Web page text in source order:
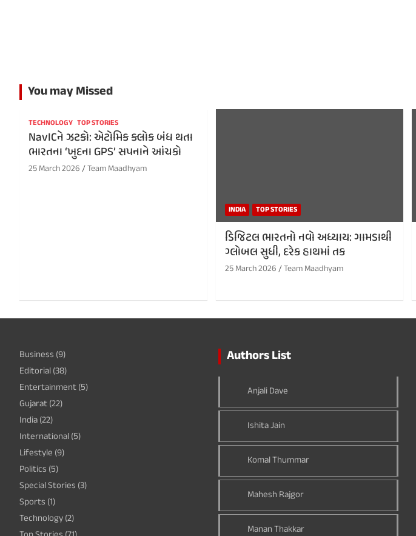
You may Missed
TECHNOLOGY TOP STORIES
NavICને ઝટકો: એટોમિક ક્લોક બંધ થતા
ભારતના ‘ખુદના GPS’ સપનાને આંચકો
25 March 2026 Team Maadhyam
INDIA TOP STORIES
ડિજિટલ ભારતનો નવો અધ્યાય: ગામડાથી
ગ્લોબલ સુધી, દરેક હાથમાં તક
25 March 2026 Team Maadhyam
Business (9)
Editorial(38)
Entertainment(5)
Gujarat(22)
India(22)
International(5)
Lifestyle (9)
Politics (5)
Special Stories (3)
Sports (1)
Technology(2)
Authors List
Anjali Dave
Ishita Jain
Komal Thummar
Mahesh Rajgor
Manan Thakkar